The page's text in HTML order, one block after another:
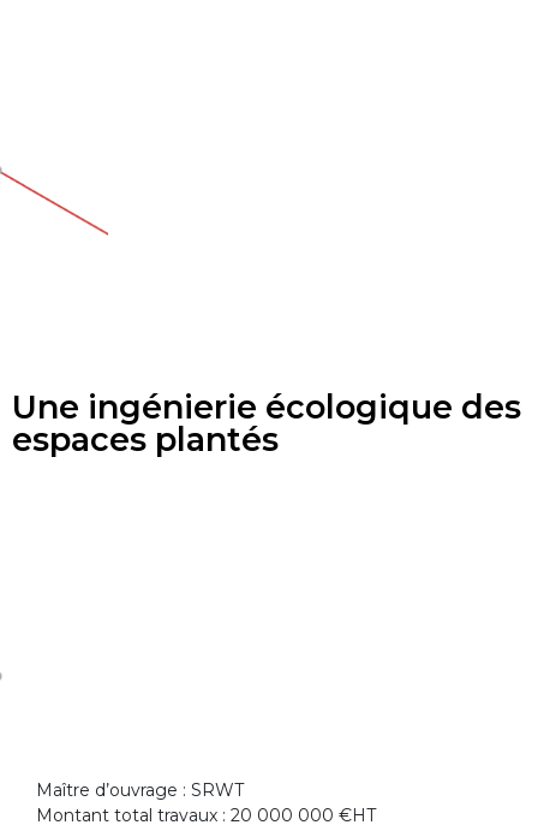
Une ingénierie écologique des
espaces plantés
Maître d’ouvrage : SRWT
Montant total travaux : 20 000 000 €HT